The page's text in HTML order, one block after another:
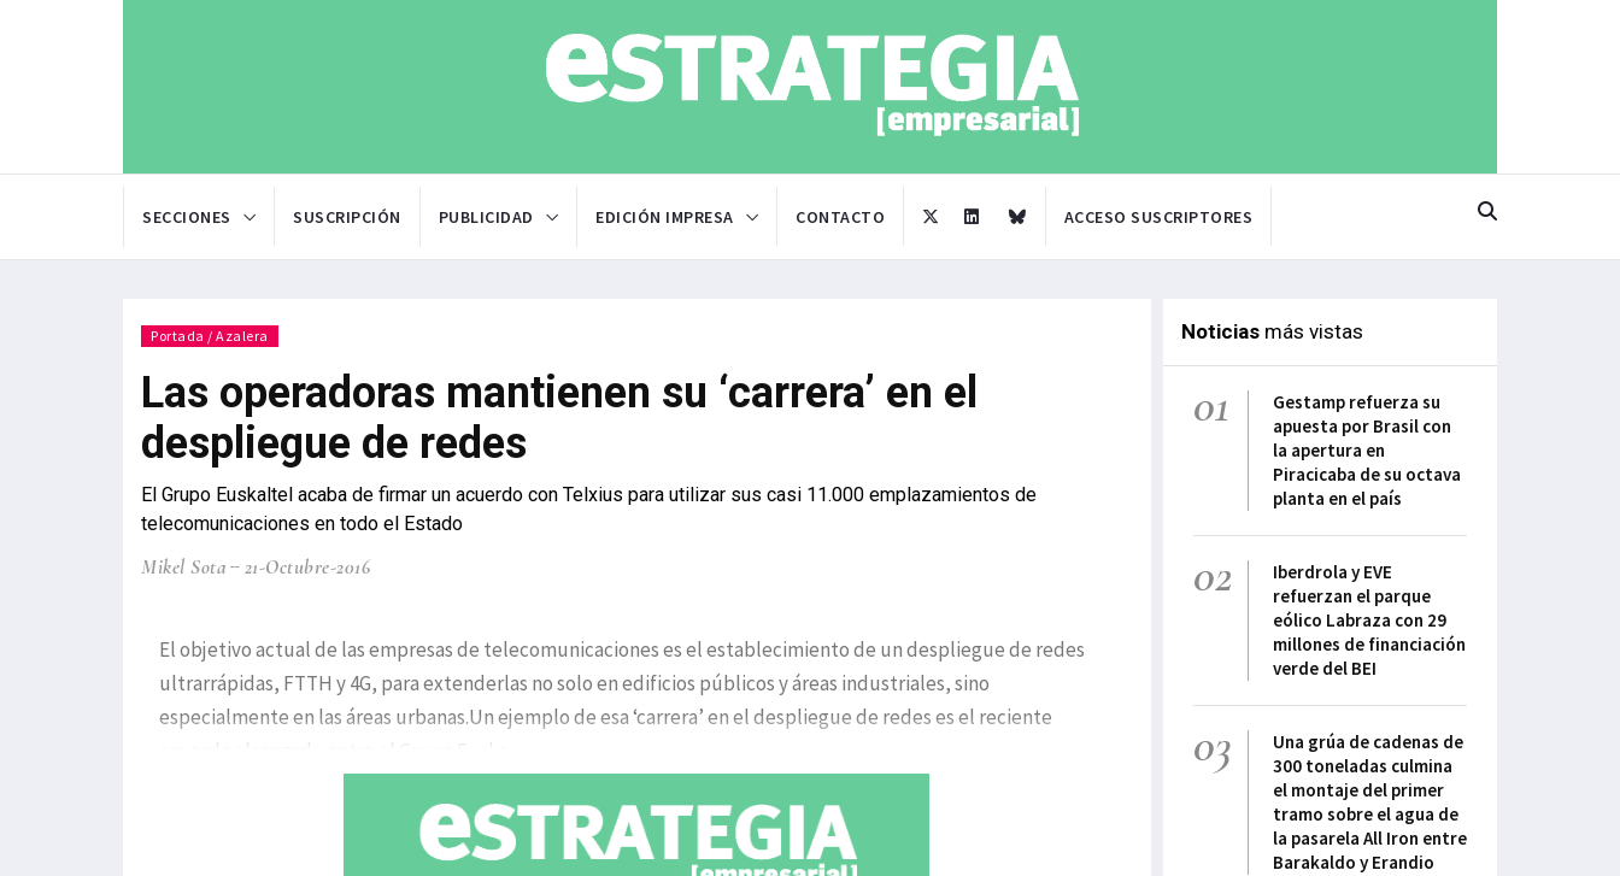
SECCIONES SUSCRIPCIÓN PUBLICIDAD EDICIÓN IMPRESA CONTACTO ACCESO SUSCRIPTORES
Portada / Azalera
Las operadoras mantienen su ‘carrera’ en el
despliegue de redes
El Grupo Euskaltel acaba de firmar un acuerdo con Telxius para utilizar sus casi 11.000 emplazamientos de
telecomunicaciones en todo el Estado
Mikel Sota 21-Octubre-2016
El objetivo actual de las empresas de telecomunicaciones es el establecimiento de un despliegue de redes
ultrarrápidas, FTTH y 4G, para extenderlas no solo en edificios públicos y áreas industriales, sino
especialmente en las áreas urbanas.Un ejemplo de esa ‘carrera’ en el despliegue de redes es el reciente
acuerdo alcanzado entre el Grupo Euska
Noticiasmás vistas
01
Gestamp refuerza su
apuesta por Brasil con
la apertura en
Piracicaba de su octava
planta en el país
02
Iberdrola y EVE
refuerzan el parque
eólico Labraza con 29
millones de financiación
verde del BEI
03
Una grúa de cadenas de
300 toneladas culmina
el montaje del primer
tramo sobre el agua de
la pasarela All Iron entre
Barakaldo y Erandio